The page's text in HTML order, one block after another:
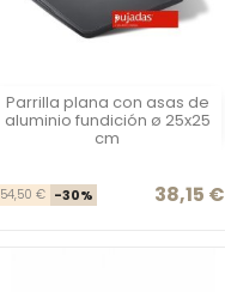
Parrilla plana con asas de
aluminio fundición ø 25x25
cm
Precio base
54,50 € -30% Precio
38,15 €

Vista rápida